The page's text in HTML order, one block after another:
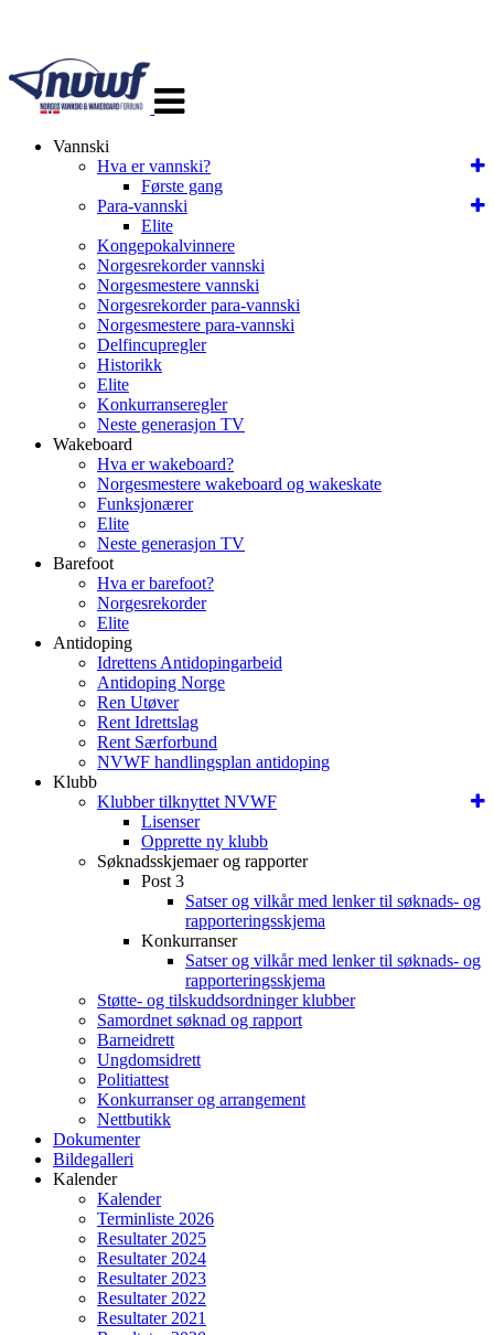
navigasjon
Vannski
Hva er vannski?
Første gang
Para-vannski
Elite
Kongepokalvinnere
Norgesrekorder vannski
Norgesmestere vannski
Norgesrekorder para-vannski
Norgesmestere para-vannski
Delfincupregler
Historikk
Elite
Konkurranseregler
Neste generasjon TV
Wakeboard
Hva er wakeboard?
Norgesmestere wakeboard og wakeskate
Funksjonærer
Elite
Neste generasjon TV
Barefoot
Hva er barefoot?
Norgesrekorder
Elite
Antidoping
Idrettens Antidopingarbeid
Antidoping Norge
Ren Utøver
Rent Idrettslag
Rent Særforbund
NVWF handlingsplan antidoping
Klubb
Klubber tilknyttet NVWF
Lisenser
Opprette ny klubb
Søknadsskjemaer og rapporter
Post 3
Satser og vilkår med lenker til søknads- og
rapporteringsskjema
Konkurranser
Satser og vilkår med lenker til søknads- og
rapporteringsskjema
Støtte- og tilskuddsordninger klubber
Samordnet søknad og rapport
Barneidrett
Ungdomsidrett
Politiattest
Konkurranser og arrangement
Nettbutikk
Dokumenter
Bildegalleri
Kalender
Kalender
Terminliste 2026
Resultater 2025
Resultater 2024
Resultater 2023
Resultater 2022
Resultater 2021